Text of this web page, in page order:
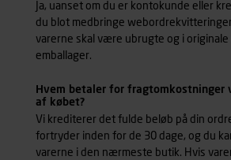
Ja, uanset om du er kontokunde eller
du blot medbringe
varerne skal være ubrugte og i originale
emballager.
Hvem betaler for fragtomkostninger
af købet?
Vi krediterer det fulde beløb på din
fortryder inden for de 30 dage, og du
varerne i den nærmeste butik. Hvis